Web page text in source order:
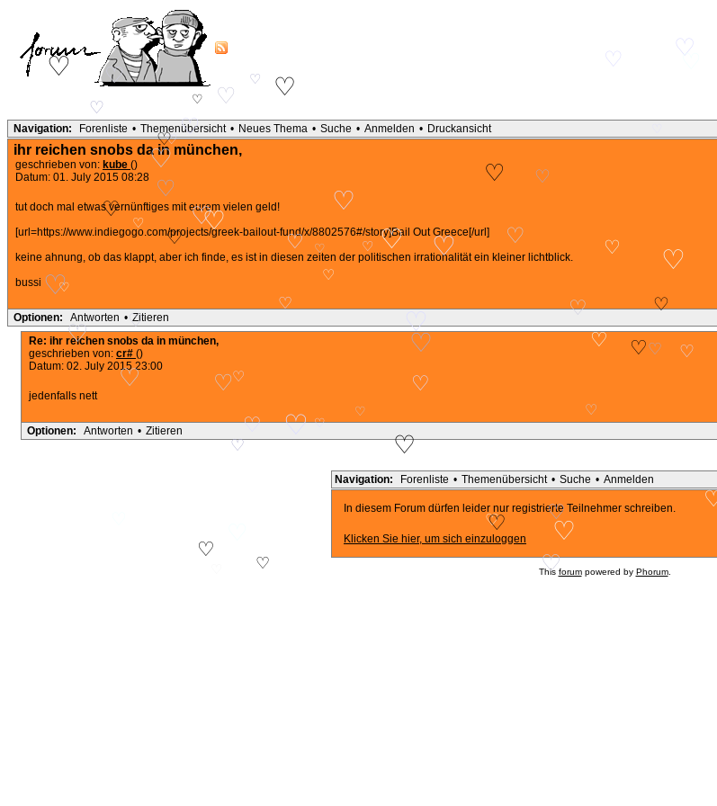
♡
♡
♡
♡
♡
♡ ♡
♡
♡
♡
♡
♡
♡
♡
♡
♡
♡
♡
♡
♡
♡
♡
♡
♡ ♡
♡
♡
♡
♡
♡
♡
♡
♡
♡
♡
♡
♡ ♡
♡
♡
♡
♡
♡
♡
♡
♡
♡
♡
♡
♡
♡
♡ ♡
♡
♡
♡
♡
♡
♡
♡
Navigation: Forenliste • Themenübersicht • Neues Thema • Suche • Anmelden • Druckansicht
ihr reichen snobs da in münchen,
geschrieben von: kube ()
Datum: 01. July 2015 08:28
tut doch mal etwas vernünftiges mit eurem vielen geld!
[url=https://www.indiegogo.com/projects/greek-bailout-fund/x/8802576#/story]Bail Out Greece[/url]
keine ahnung, ob das klappt, aber ich finde, es ist in diesen zeiten der politischen irrationalität ein kleiner lichtblick.
bussi
Optionen: Antworten • Zitieren
Re: ihr reichen snobs da in münchen,
geschrieben von: cr# ()
Datum: 02. July 2015 23:00
jedenfalls nett
Optionen: Antworten • Zitieren
Navigation: Forenliste • Themenübersicht • Suche • Anmelden
In diesem Forum dürfen leider nur registrierte Teilnehmer schreiben.
Klicken Sie hier, um sich einzuloggen
This forumpowered by Phorum.